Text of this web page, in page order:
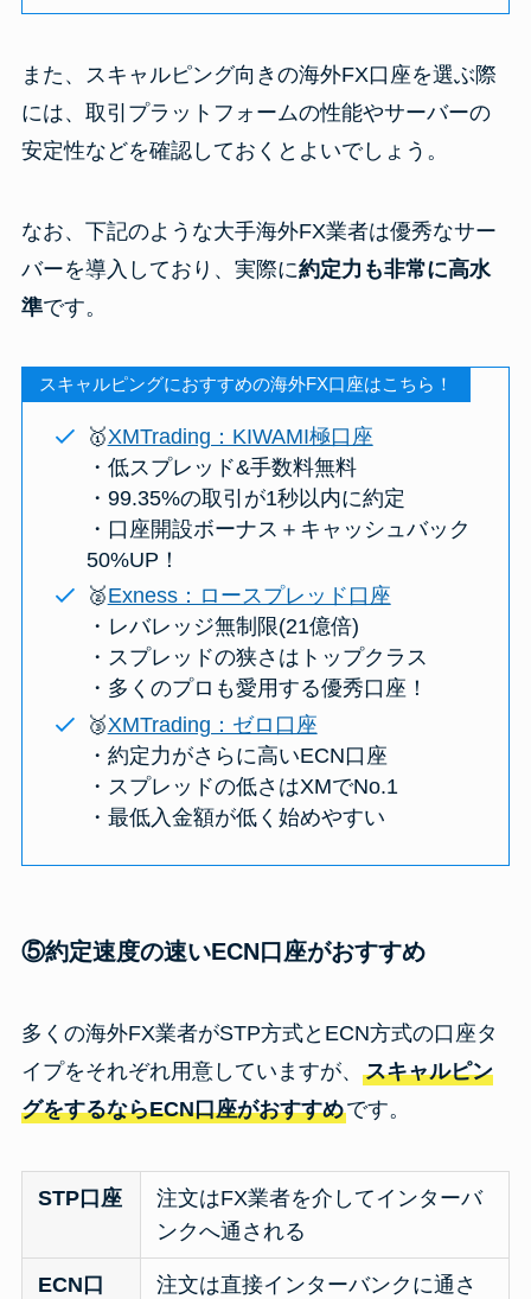
また、スキャルピング向きの海外FX口座を選ぶ際
には、取引プラットフォームの性能やサーバーの
安定性などを確認しておくとよいでしょう。
なお、下記のような大手海外FX業者は優秀なサー
バーを導入しており、実際に約定力も非常に高水
準です。
スキャルピングにおすすめの海外FX口座はこちら！
🥇XMTrading：KIWAMI極口座
・低スプレッド&手数料無料
・99.35%の取引が1秒以内に約定
・口座開設ボーナス＋キャッシュバック
50%UP！
🥈Exness：ロースプレッド口座
・レバレッジ無制限(21億倍)
・スプレッドの狭さはトップクラス
・多くのプロも愛用する優秀口座！
🥉XMTrading：ゼロ口座
・約定力がさらに高いECN口座
・スプレッドの低さはXMでNo.1
・最低入金額が低く始めやすい
⑤約定速度の速いECN口座がおすすめ
多くの海外FX業者がSTP方式とECN方式の口座タ
イプをそれぞれ用意していますが、 スキャルピン
グをするならECN口座がおすすめです。
STP口座
注文はFX業者を介してインターバ
ンクへ通される
ECN口
注文は直接インターバンクに通さ